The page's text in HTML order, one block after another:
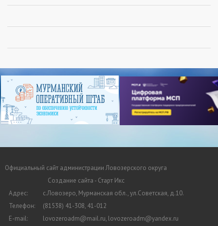
Официальный сайт администрации Ловозерского округа
Создание сайта - Старт Икс
Адрес:
с.Ловозеро, Мурманская обл., ул.Советская, д.10.
Телефон:
(81538) 41-308, 41-012
E-mail:
lovozeroadm@mail.ru, lovozeroadm@yandex.ru